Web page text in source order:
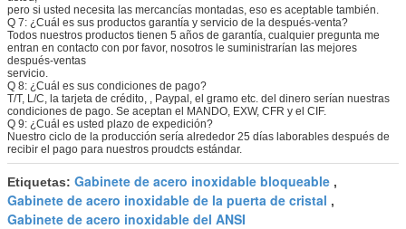
pero si usted necesita las mercancías montadas, eso es aceptable también.
Q 7: ¿Cuál es sus productos garantía y servicio de la después-venta?
Todos nuestros productos tienen 5 años de garantía, cualquier pregunta me
entran en contacto con por favor, nosotros le suministrarían las mejores
después-ventas
servicio.
Q 8: ¿Cuál es sus condiciones de pago?
T/T, L/C, la tarjeta de crédito, , Paypal, el gramo etc. del dinero serían nuestras
condiciones de pago. Se aceptan el MANDO, EXW, CFR y el CIF.
Q 9: ¿Cuál es usted plazo de expedición?
Nuestro ciclo de la producción sería alrededor 25 días laborables después de
recibir el pago para nuestros proudcts estándar.
Etiquetas: Gabinete de acero inoxidable bloqueable ,
Gabinete de acero inoxidable de la puerta de cristal ,
Gabinete de acero inoxidable del ANSI